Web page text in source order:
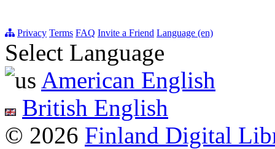
Privacy Terms FAQ Invite a Friend Language (en)
Select Language
American English
British English
© 2026 Finland Digital